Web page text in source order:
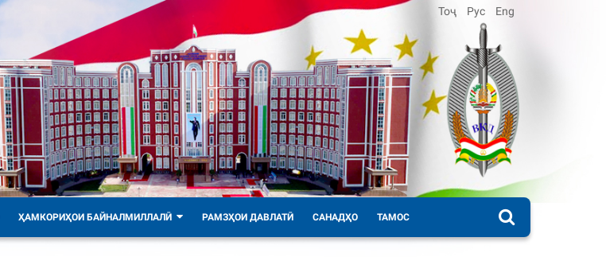
Тоҷ Рус Eng
ҲАМКОРИҲОИ БАЙНАЛМИЛЛАЛӢ РАМЗҲОИ ДАВЛАТӢ САНАДҲО ТАМОС